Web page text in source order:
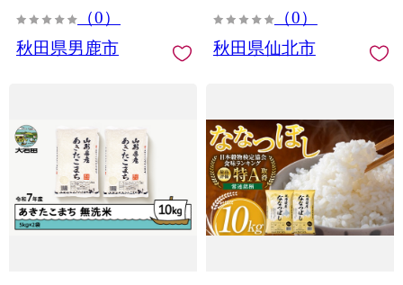
（0）
秋田県男鹿市
（0）
秋田県仙北市